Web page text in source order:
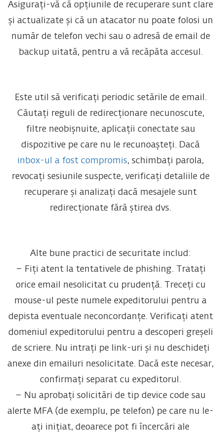
Asigurați-vă că opțiunile de recuperare sunt clare
și actualizate și că un atacator nu poate folosi un
număr de telefon vechi sau o adresă de email de
backup uitată, pentru a vă recăpăta accesul.
Este util să verificați periodic setările de email.
Căutați reguli de redirecționare necunoscute,
filtre neobișnuite, aplicații conectate sau
dispozitive pe care nu le recunoașteți. Dacă
inbox-ul a fost compromis, schimbați parola,
revocați sesiunile suspecte, verificați detaliile de
recuperare și analizați dacă mesajele sunt
redirecționate fără știrea dvs.
Alte bune practici de securitate includ:
– Fiți atent la tentativele de phishing. Tratați
orice email nesolicitat cu prudență. Treceți cu
mouse-ul peste numele expeditorului pentru a
depista eventuale neconcordanțe. Verificați atent
domeniul expeditorului pentru a descoperi greșeli
de scriere. Nu intrați pe link-uri și nu deschideți
anexe din emailuri nesolicitate. Dacă este necesar,
confirmați separat cu expeditorul.
– Nu aprobați solicitări de tip device code sau
alerte MFA (de exemplu, pe telefon) pe care nu le-
ați inițiat, deoarece pot fi încercări ale